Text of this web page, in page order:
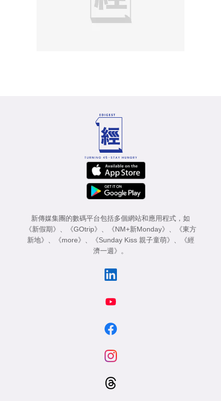
新傳媒集團的數碼平台包括多個網站和應用程式，如
《新假期》
《GOtrip》 《NM+新Monday》
《東方
新地》
《more》 《Sunday Kiss 親子童萌》
《經
濟一週》
。